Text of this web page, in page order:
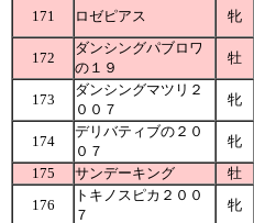
171 ロゼピアス 牝
172
ダンシングパブロワ
の１９
牡
173
ダンシングマツリ２
００７
牝
174
デリバティブの２０
０７
牝
175
サンデーキング 牡
176
トキノスピカ２００
７
牝